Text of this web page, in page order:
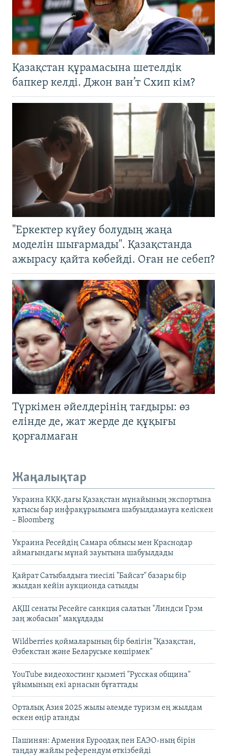
Қазақстан құрамасына шетелдік
бапкер келді. Джон ван’т Схип кім?
"Еркектер күйеу болудың жаңа
моделін шығармады". Қазақстанда
ажырасу қайта көбейді. Оған не себеп?
Түркімен әйелдерінің тағдыры: өз
елінде де, жат жерде де құқығы
қорғалмаған
Жаңалықтар
Украина КҚК-дағы Қазақстан мұнайының экспортына
қатысы бар инфрақұрылымға шабуылдамауға келіскен
– Bloomberg
Украина Ресейдің Самара облысы мен Краснодар
аймағындағы мұнай зауытына шабуылдады
Қайрат Сатыбалдыға тиесілі "Байсат" базары бір
жылдан кейін аукционда сатылды
АҚШ сенаты Ресейге санкция салатын "Линдси Грэм
заң жобасын" мақұлдады
Wildberries қоймаларының бір бөлігін "Қазақстан,
Өзбекстан және Беларуське көшірмек"
YouTube видеохостинг қызметі "Русская община"
ұйымының екі арнасын бұғаттады
Орталық Азия 2025 жылы әлемде туризм ең жылдам
өскен өңір атанды
Пашинян: Армения Еуроодақ пен ЕАЭО-ның бірін
таңдау жайлы референдум өткізбейді